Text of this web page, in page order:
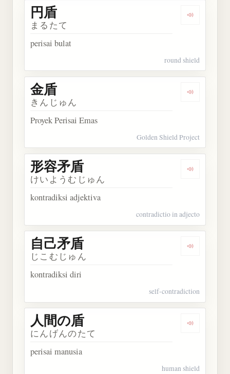
Dengarkan
円盾
まるたて
perisai bulat
round shield
Dengarkan
金盾
きんじゅん
Proyek Perisai Emas
Golden Shield Project
Dengarkan
形容矛盾
けいようむじゅん
kontradiksi adjektiva
contradictio in adjecto
Dengarkan
自己矛盾
じこむじゅん
kontradiksi diri
self-contradiction
Dengarkan
人間の盾
にんげんのたて
perisai manusia
human shield